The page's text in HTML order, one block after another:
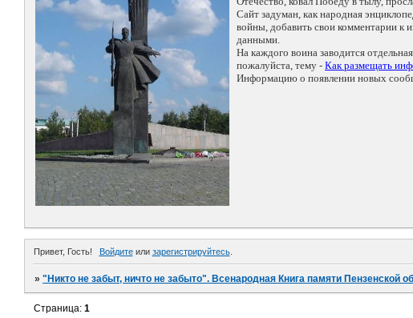
Сайт задуман, как народная
войны, добавить свои комментарии
данными.
На каждого воина заводится
пожалуйста, тему - Как размещать
Информацию о появлении новых
Привет, Гость! Войдитеили зарегистрируйтесь.
»"Никто не забыт, ничто не забыто". Всенародная Книга памяти Пензенской
Страница:1